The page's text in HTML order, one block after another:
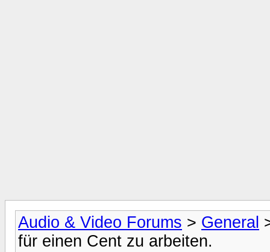
Audio & Video Forums > General
für einen Cent zu arbeiten.